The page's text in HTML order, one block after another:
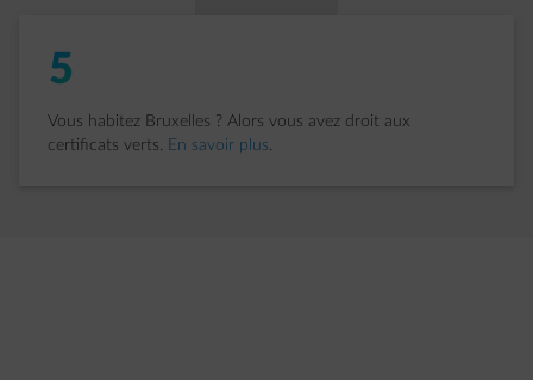
5
Vous habitez Bruxelles ? Alors vous avez droit aux
certificats verts. En savoir plus.